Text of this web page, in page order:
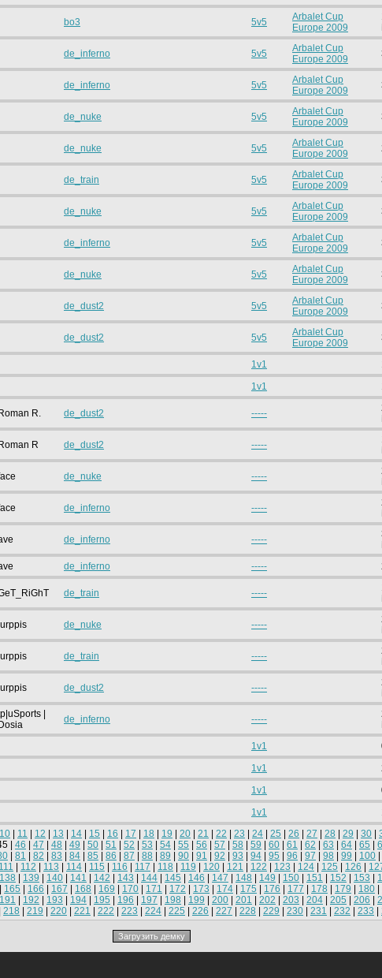
bo3 5v5
Arbalet Cup
Europe 2009
de_inferno 5v5
Arbalet Cup
Europe 2009
de_inferno 5v5
Arbalet Cup
Europe 2009
de_nuke 5v5
Arbalet Cup
Europe 2009
de_nuke 5v5
Arbalet Cup
Europe 2009
de_train 5v5
Arbalet Cup
Europe 2009
de_nuke 5v5
Arbalet Cup
Europe 2009
de_inferno 5v5
Arbalet Cup
Europe 2009
de_nuke 5v5
Arbalet Cup
Europe 2009
de_dust2 5v5
Arbalet Cup
Europe 2009
de_dust2 5v5
Arbalet Cup
Europe 2009
1v1
1v1
Roman R. de_dust2 -----
Roman R de_dust2 -----
de_nuke -----
de_inferno -----
de_inferno -----
de_inferno -----
de_train -----
lurppis de_nuke -----
lurppis de_train -----
lurppis de_dust2 -----
|
Dosia
de_inferno -----
1v1
1v1
1v1
1v1
10 11 12 13 14 15 16 17 18 19 20 21 22 23 24 25 26 27 28 29 30
| 46 47 48 49 50 51 52 53 54 55 56 57 58 59 60 61 62 63 64 65
81 82 83 84 85 86 87 88 89 90 91 92 93 94 95 96 97 98 99 100
111 112 113 114 115 116 117 118 119 120 121 122 123 124 125 126
138 139 140 141 142 143 144 145 146 147 148 149 150 151 152 153
165 166 167 168 169 170 171 172 173 174 175 176 177 178 179 180
191 192 193 194 195 196 197 198 199 200 201 202 203 204 205 206
218 219 220 221 222 223 224 225 226 227 228 229 230 231 232 233